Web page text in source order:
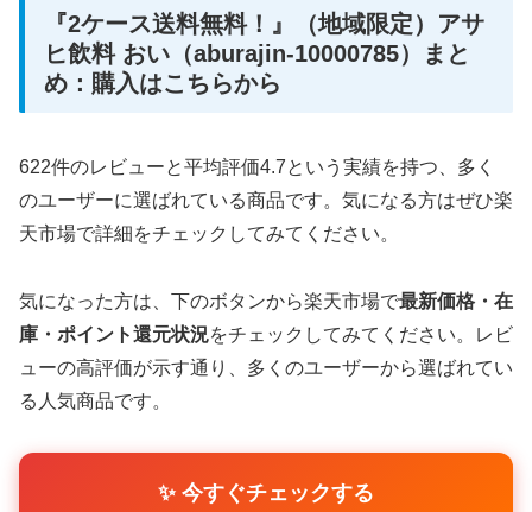
『2ケース送料無料！』（地域限定）アサ
ヒ飲料 おい（aburajin-10000785）まと
め：購入はこちらから
622件のレビューと平均評価4.7という実績を持つ、多く
のユーザーに選ばれている商品です。気になる方はぜひ楽
天市場で詳細をチェックしてみてください。
気になった方は、下のボタンから楽天市場で最新価格・在
庫・ポイント還元状況をチェックしてみてください。レビ
ューの高評価が示す通り、多くのユーザーから選ばれてい
る人気商品です。
✨ 今すぐチェックする